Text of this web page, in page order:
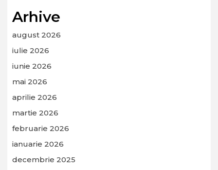
Arhive
august 2026
iulie 2026
iunie 2026
mai 2026
aprilie 2026
martie 2026
februarie 2026
ianuarie 2026
decembrie 2025